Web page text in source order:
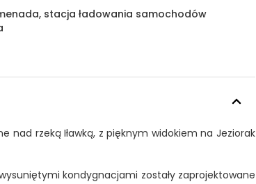
stacja ładowania samochodów
nad rzeką Iławką, z pięknym widokiem na Jeziorak
kondygnacjami zostały zaprojektowane